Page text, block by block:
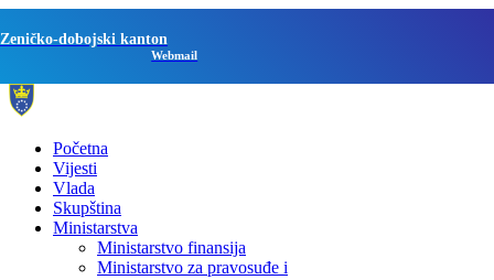
Zeničko-dobojski kanton
Webmail
Početna
Vijesti
Vlada
Skupština
Ministarstva
Ministarstvo finansija
Ministarstvo za pravosuđe i